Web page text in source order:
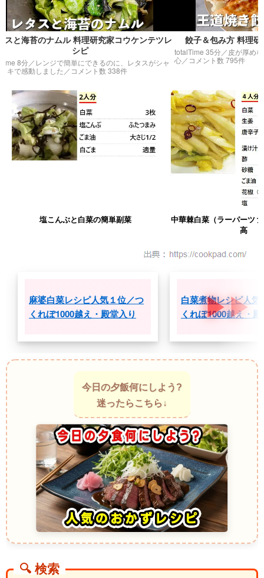
苔のナムル 料理研究家コウケンテツレ
／レンジで簡単にできるのに、レタスがシャ
動しました ／コメント数 338件
餃子＆包み方 料理研究家
totalTime 35分／ 皮が厚めなので
心／コメント数 795件
塩こんぶと白菜の簡単副菜
中華棘白菜（ラーパーツ
高
麻婆白菜レシピ人気１位／つ
くれぽ1000越え・殿堂入り
白菜煮物レシピ人気
くれぽ1000越え・
今日の夕飯何にしよう?
迷ったらこちら↓
🔍 検索